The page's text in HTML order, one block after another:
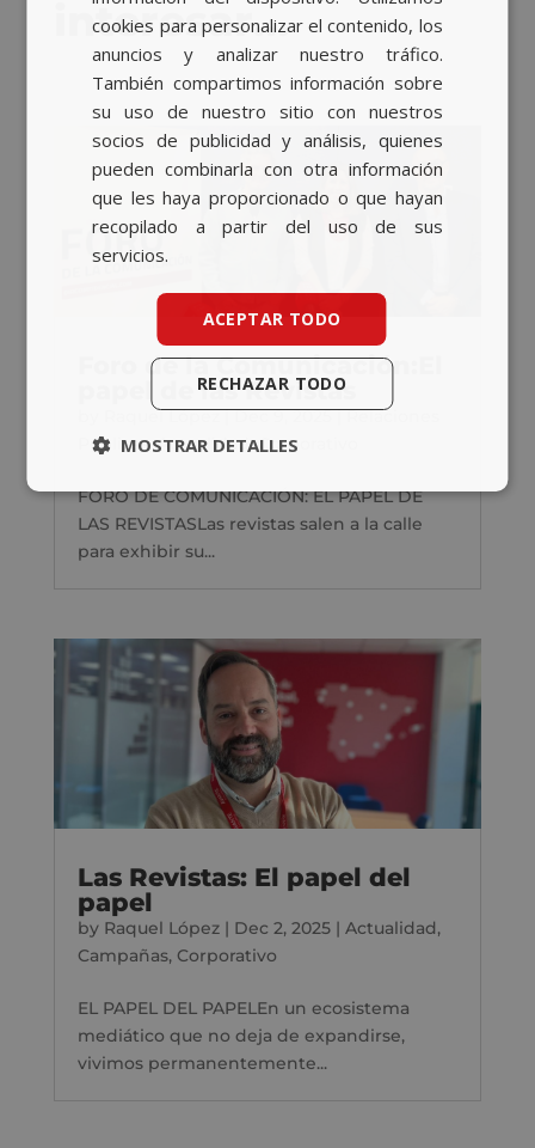
interesar…
Foro de la Comunicación:El
papel de las Revistas
Raquel López|Dec 9, 2025|Relaciones
Públicas,Actualidad,Corporativo
FORO DE COMUNICACIÓN: EL PAPEL DE
LAS REVISTASLas revistas salen a la calle
para exhibir su...
Las Revistas: El papel del
papel
by Raquel López| Dec 2, 2025| Actualidad,
Campañas, Corporativo
EL PAPEL DEL PAPELEn un ecosistema
mediático que no deja de expandirse,
vivimos permanentemente...
cookies para personalizar el contenido, los
anuncios y analizar nuestro tráfico.
También compartimos información sobre
su uso de nuestro sitio con nuestros
socios de publicidad y análisis, quienes
pueden combinarla con otra información
que les haya proporcionado o que hayan
recopilado a partir del uso de sus
servicios.
ACEPTAR TODO
RECHAZAR TODO
MOSTRAR DETALLES